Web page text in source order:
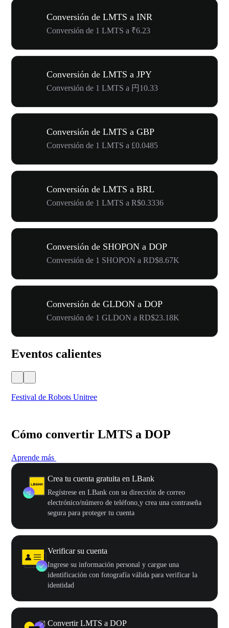
Conversión de LMTS a INR
Conversión de 1 LMTS a ₹6.23
Conversión de LMTS a JPY
Conversión de 1 LMTS a 円10.33
Conversión de LMTS a GBP
Conversión de 1 LMTS a £0.0485
Conversión de LMTS a BRL
Conversión de 1 LMTS a R$0.3336
Conversión de SHOPON a DOP
Conversión de 1 SHOPON a RD$8.67K
Conversión de GLDON a DOP
Conversión de 1 GLDON a RD$23.18K
Eventos calientes
Festival de Robots Unitree
Cómo convertir LMTS a DOP
Aprende más
Crea tu cuenta gratuita en LBank
Regístrese en LBank con su dirección de correo
electrónico/número de teléfono,y crea una contraseña
segura para proteger tu cuenta
Verificar su cuenta
Ingrese su información personal y cargue una
identificación con fotografía válida para verificar la
identidad
Convertir LMTS a DOP